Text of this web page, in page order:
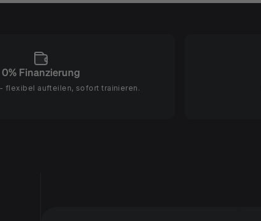
0% Finanzierung
flexibel aufteilen, sofort trainieren.